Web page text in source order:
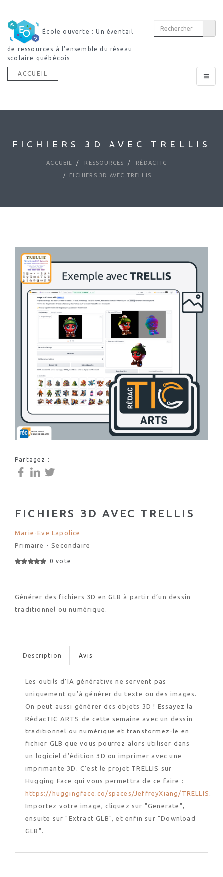
École ouverte : Un éventail
de ressources à l’ensemble du réseau
scolaire québécois
Toggle
ACCUEIL
FICHIERS 3D AVEC TRELLIS
ACCUEIL RESSOURCES RÉDACTIC
FICHIERS 3D AVEC TRELLIS
Partagez :
FICHIERS 3D AVEC TRELLIS
Marie-Eve Lapolice
Primaire - Secondaire
0 vote
Générer des fichiers 3D en GLB à partir d’un dessin
traditionnel ou numérique.
Description Avis
Les outils d’IA générative ne servent pas
uniquement qu’à générer du texte ou des images.
On peut aussi générer des objets 3D ! Essayez la
RédacTIC ARTS de cette semaine avec un dessin
traditionnel ou numérique et transformez-le en
fichier GLB que vous pourrez alors utiliser dans
un logiciel d’édition 3D ou imprimer avec une
imprimante 3D. C’est le projet TRELLIS sur
Hugging Face qui vous permettra de ce faire :
https://huggingface.co/spaces/JeffreyXiang/TRELLIS .
Importez votre image, cliquez sur "Generate",
ensuite sur "Extract GLB", et enfin sur "Download
GLB".